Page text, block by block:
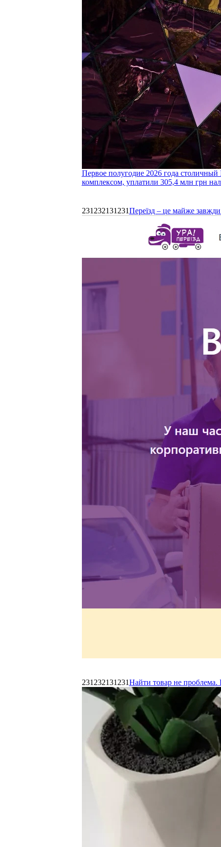
Первое полугодие 2026 года
комплексом, уплатили 305,4 млн грн
231232131231Переїзд – це майже
231232131231Найти товар не проблема.